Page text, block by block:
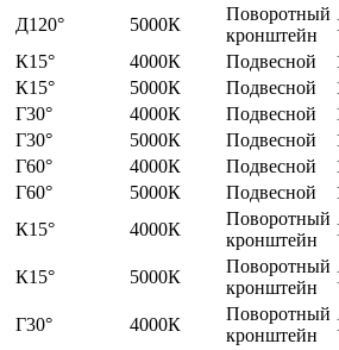
Д120° 5000К
Поворотный
кронштейн
К15° 4000К Подвесной
К15° 5000К Подвесной
Г30° 4000К Подвесной
Г30° 5000К Подвесной
Г60° 4000К Подвесной
Г60° 5000К Подвесной
К15° 4000К
Поворотный
кронштейн
К15° 5000К
Поворотный
кронштейн
Г30° 4000К
Поворотный
кронштейн